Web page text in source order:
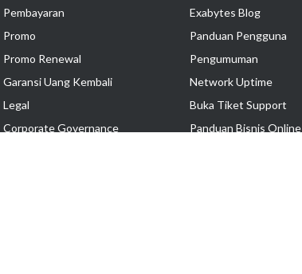
Pembayaran
Promo
Promo Renewal
Garansi Uang Kembali
Legal
Corporate Governance
Exabytes Blog
Panduan Pengguna
Pengumuman
Network Uptime
Buka Tiket Support
Panduan Bisnis Online